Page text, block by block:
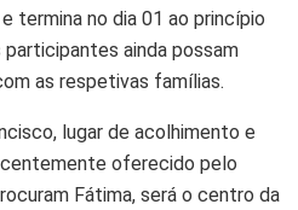
termina no dia 01 ao princípio
participantes ainda possam
as respetivas famílias.
lugar de acolhimento e
oferecido pelo
Fátima, será o centro da